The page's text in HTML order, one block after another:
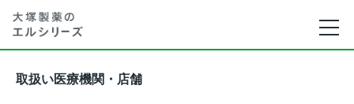
取扱い医療機関・店舗